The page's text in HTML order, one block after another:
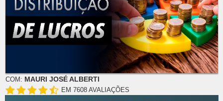
COM: MAURI JOSÉ ALBERTI
EM 7608 AVALIAÇÕES